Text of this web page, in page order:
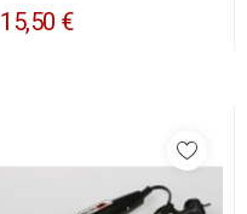
15,50 €